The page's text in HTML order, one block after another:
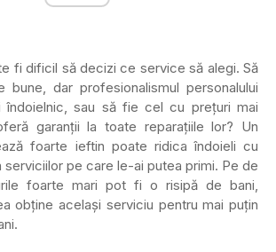
fi dificil să decizi ce service să alegi. Să
dar profesionalismul personalului
sau să fie cel cu prețuri mai
garanții la toate reparațiile lor? Un
foarte ieftin poate ridica îndoieli cu
serviciilor pe care le-ai putea primi. Pe de
foarte mari pot fi o risipă de bani,
obține același serviciu pentru mai puțin